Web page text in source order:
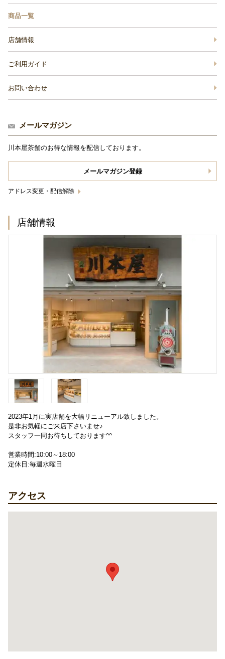
商品一覧
店舗情報
ご利用ガイド
お問い合わせ
メールマガジン
川本屋茶舗のお得な情報を配信しております。
メールマガジン登録
アドレス変更・配信解除
店舗情報
2023年1月に実店舗を大幅リニューアル致しました。
是非お気軽にご来店下さいませ♪
スタッフ一同お待ちしております^^
営業時間:10:00～18:00
定休日:毎週水曜日
アクセス